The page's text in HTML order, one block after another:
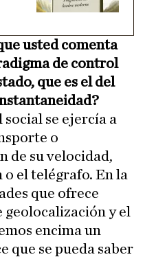
usted comenta
de control
que es el del
se ejercía a
o
de su velocidad,
el telégrafo. En la
que ofrece
y el
encima un
que se pueda saber